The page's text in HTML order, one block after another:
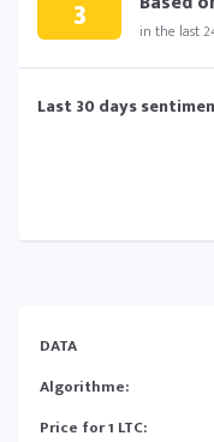
3 in the last
Last 30 days
DATA
Algorithme:
Price for 1 LTC: